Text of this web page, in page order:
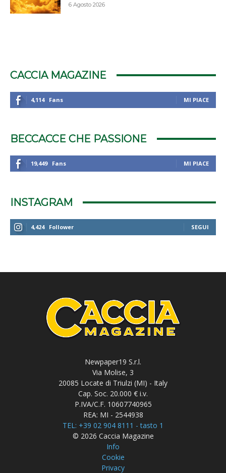
6 Agosto 2026
CACCIA MAGAZINE
4,114 Fans MI PIACE
BECCACCE CHE PASSIONE
19,449 Fans MI PIACE
INSTAGRAM
4,424 Follower SEGUI
Newpaper19 S.r.l.
Via Molise, 3
20085 Locate di Triulzi (MI) - Italy
Cap. Soc. 20.000 € i.v.
P.IVA/C.F. 10607740965
REA: MI - 2544938
TEL: +39 02 904 8111 - tasto 1
© 2026 Caccia Magazine
Info
Cookie
Privacy